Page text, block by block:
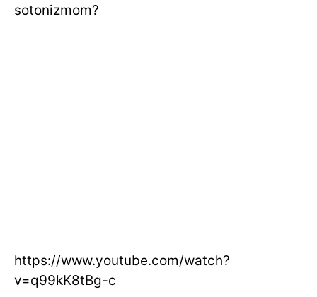
sotonizmom?
https://www.youtube.com/watch?
v=q99kK8tBg-c